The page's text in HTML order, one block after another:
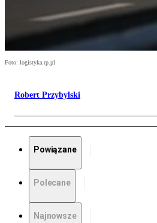
Foto: logistyka.rp.pl
Robert Przybylski
Powiązane
Polecane
Najnowsze